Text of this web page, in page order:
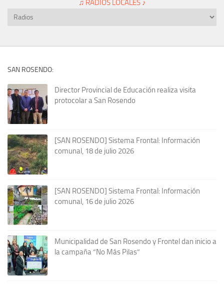
♫ RADIOS LOCALES ♪
SAN ROSENDO:
Director Provincial de Educación realiza visita
protocolar a San Rosendo
[SAN ROSENDO] Sistema Frontal: Información
comunal, 18 de julio 2026
[SAN ROSENDO] Sistema Frontal: Información
comunal, 16 de julio 2026
Municipalidad de San Rosendo y Frontel dan inicio a
la campaña “No Más Pilas”